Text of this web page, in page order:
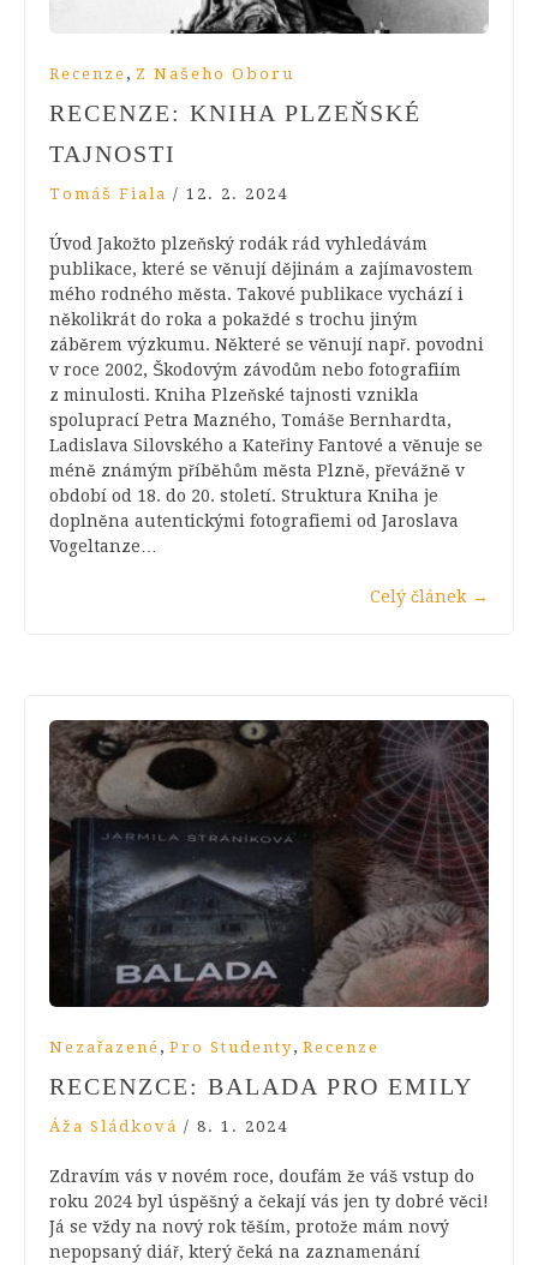
Recenze , Z Našeho Oboru
RECENZE: KNIHA PLZEŇSKÉ
TAJNOSTI
Tomáš Fiala / 12. 2. 2024
Úvod Jakožto plzeňský rodák rád vyhledávám
publikace, které se věnují dějinám a zajímavostem
mého rodného města. Takové publikace vychází i
několikrát do roka a pokaždé s trochu jiným
záběrem výzkumu. Některé se věnují např. povodni
v roce 2002, Škodovým závodům nebo fotografiím
z minulosti. Kniha Plzeňské tajnosti vznikla
spoluprací Petra Mazného, Tomáše Bernhardta,
Ladislava Silovského a Kateřiny Fantové a věnuje se
méně známým příběhům města Plzně, převážně v
období od 18. do 20. století. Struktura Kniha je
doplněna autentickými fotografiemi od Jaroslava
Vogeltanze…
Celý článek →
Nezařazené , Pro Studenty, Recenze
RECENZCE: BALADA PRO EMILY
Áža Sládková / 8. 1. 2024
Zdravím vás v novém roce, doufám že váš vstup do
roku 2024 byl úspěšný a čekají vás jen ty dobré věci!
Já se vždy na nový rok těším, protože mám nový
nepopsaný diář, který čeká na zaznamenání